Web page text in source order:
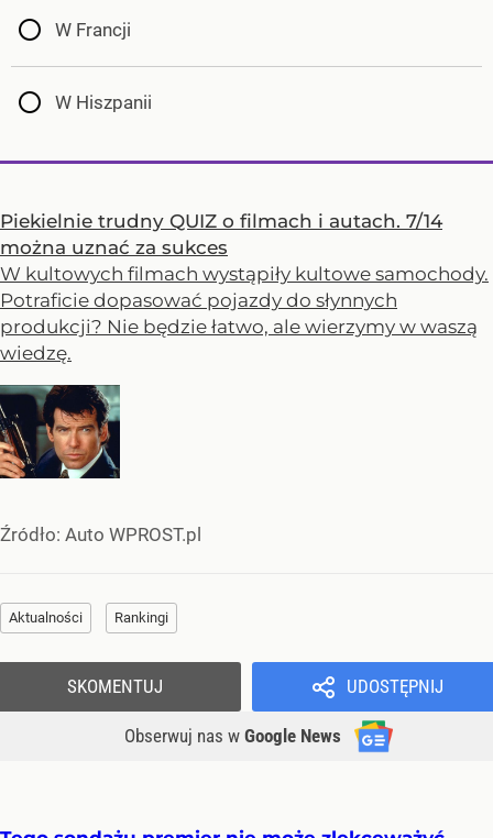
W Francji
W Hiszpanii
Piekielnie trudny QUIZ o filmach i autach. 7/14
można uznać za sukces
W kultowych filmach wystąpiły kultowe samochody.
Potraficie dopasować pojazdy do słynnych
produkcji? Nie będzie łatwo, ale wierzymy w waszą
wiedzę.
Źródło: Auto WPROST.pl
Aktualności Rankingi
UDOSTĘPNIJ
Obserwuj nas w Google News
SKOMENTUJ